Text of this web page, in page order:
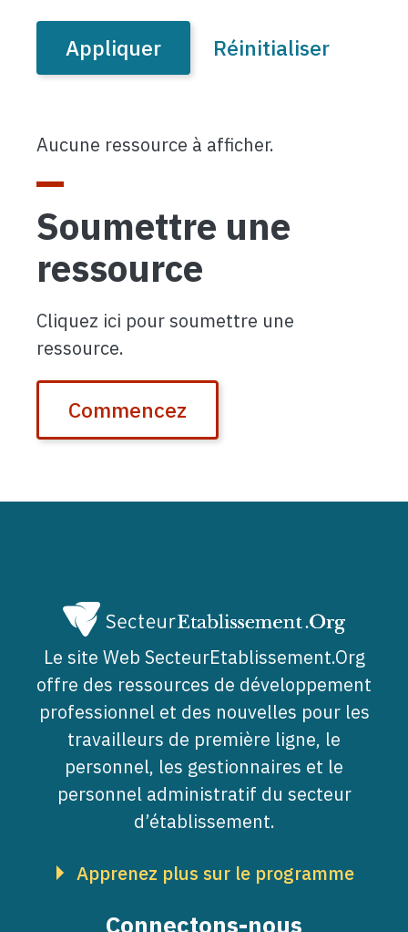
Aucune ressource à afficher.
Soumettre une
ressource
Cliquez ici pour soumettre une
ressource.
Commencez
Le site Web SecteurEtablissement.Org
offre des ressources de développement
professionnel et des nouvelles pour les
travailleurs de première ligne, le
personnel, les gestionnaires et le
personnel administratif du secteur
d’établissement.
Apprenez plus sur le programme
Connectons-nous